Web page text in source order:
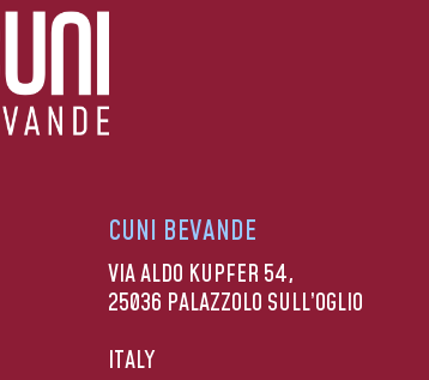
CUNI BEVANDE
VIA ALDO KUPFER 54,
25036 PALAZZOLO SULL’OGLIO
ITALY